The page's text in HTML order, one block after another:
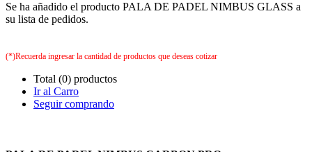
Se ha añadido el producto PALA DE PADEL NIMBUS GLASS a
su lista de pedidos.
(*)Recuerda ingresar la cantidad de productos que deseas cotizar
Total (0) productos
Ir al Carro
Seguir comprando